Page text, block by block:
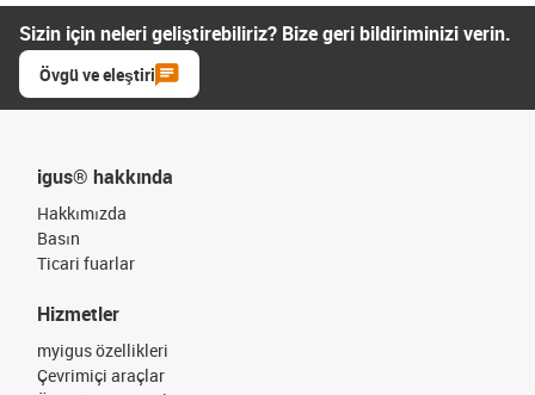
Sizin için neleri geliştirebiliriz? Bize geri bildiriminizi verin.
Övgü ve eleştiri
igus® hakkında
Hakkımızda
Basın
Ticari fuarlar
Hizmetler
myigus özellikleri
Çevrimiçi araçlar